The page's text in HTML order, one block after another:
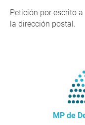
Petición por escrito a
la dirección postal.
MP de